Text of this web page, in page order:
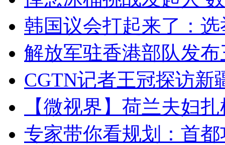
韩国议会打起来了：
解放军驻香港部队发
CGTN记者王冠探访新
【微视界】荷兰夫妇
专家带你看规划：首